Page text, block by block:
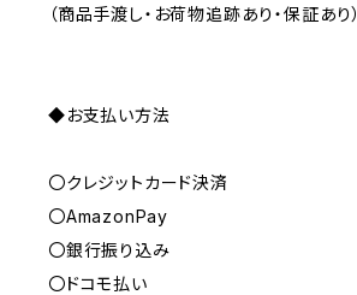
（商品手渡し・お荷物追跡あり・保証あり）
◆お支払い方法
〇クレジットカード決済
〇AmazonPay
〇銀行振り込み
〇ドコモ払い